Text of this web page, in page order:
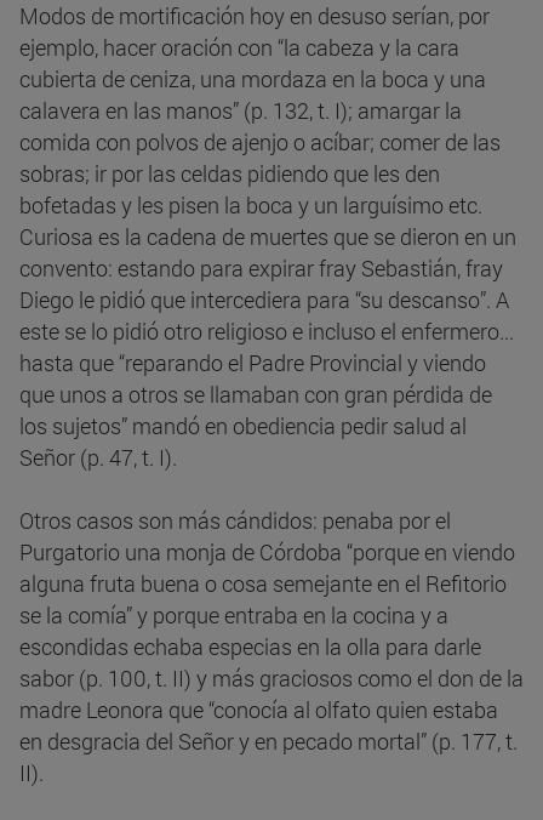
Modos de mortificación hoy en desuso serían, por
ejemplo, hacer oración con “la cabeza y la cara
cubierta de ceniza, una mordaza en la boca y una
calavera en las manos” (p. 132, t. I); amargar la
comida con polvos de ajenjo o acíbar; comer de las
sobras; ir por las celdas pidiendo que les den
bofetadas y les pisen la boca y un larguísimo etc.
Curiosa es la cadena de muertes que se dieron en un
convento: estando para expirar fray Sebastián, fray
Diego le pidió que intercediera para “su descanso”. A
este se lo pidió otro religioso e incluso el enfermero...
hasta que “reparando el Padre Provincial y viendo
que unos a otros se llamaban con gran pérdida de
los sujetos” mandó en obediencia pedir salud al
Señor (p. 47, t. I).
Otros casos son más cándidos: penaba por el
Purgatorio una monja de Córdoba “porque en viendo
alguna fruta buena o cosa semejante en el Refitorio
se la comía” y porque entraba en la cocina y a
escondidas echaba especias en la olla para darle
sabor (p. 100, t. II) y más graciosos como el don de la
madre Leonora que “conocía al olfato quien estaba
en desgracia del Señor y en pecado mortal” (p. 177, t.
II).